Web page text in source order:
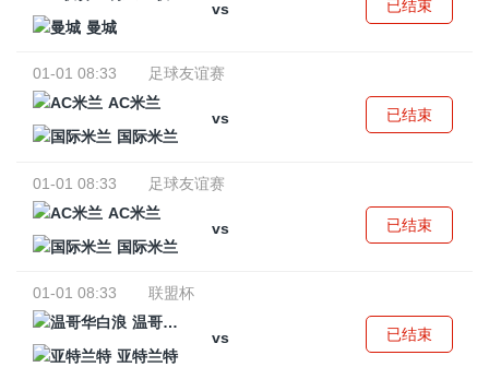
vs
曼城
已结束
01-01 08:33
足球友谊赛
AC米兰
vs
国际米兰
已结束
01-01 08:33
足球友谊赛
AC米兰
vs
国际米兰
已结束
01-01 08:33
联盟杯
温哥华白浪
vs
亚特兰特
已结束